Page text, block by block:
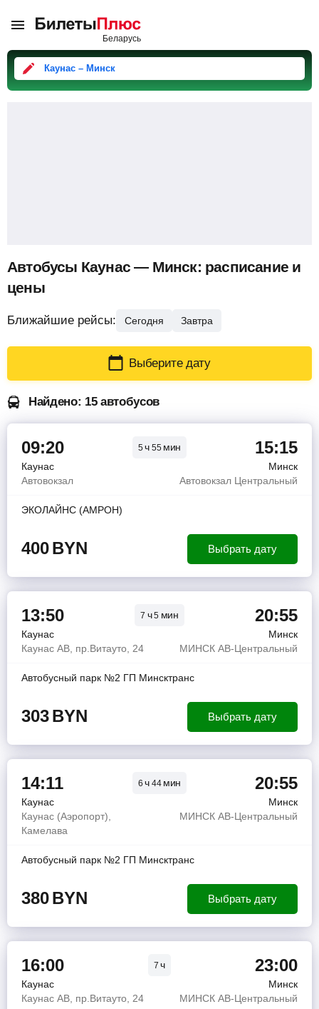
Каунас – Минск
Автобусы Каунас — Минск: расписание и
цены
Ближайшие рейсы: Сегодня Завтра
Выберите дату
Найдено: 15 автобусов
09:20 5ч 55 мин 15:15
Каунас
Минск
Автовокзал
Автовокзал Центральный
ЭКОЛАЙНС (АМРОН)
400BYN Выбрать дату
13:50 7 ч5 мин 20:55
Каунас
Минск
Каунас АВ, пр.Витауто, 24
МИНСК АВ-Центральный
Автобусный парк №2 ГП Минсктранс
303BYN Выбрать дату
14:11 6ч 44 мин 20:55
Каунас
Минск
Каунас (Аэропорт),
Камелава
МИНСК АВ-Центральный
Автобусный парк №2 ГП Минсктранс
380BYN Выбрать дату
16:00 7ч 23:00
Каунас
Минск
Каунас АВ, пр.Витауто, 24
МИНСК АВ-Центральный